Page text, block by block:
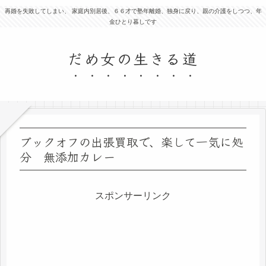
再婚を失敗してしまい、 家庭内別居後、６６才で塾年離婚、独身に戻り、親の介護をしつつ、年
金ひとり暮しです
だめ女の生きる道
ブックオフの出張買取で、楽して一気に処
分 無添加カレー
スポンサーリンク